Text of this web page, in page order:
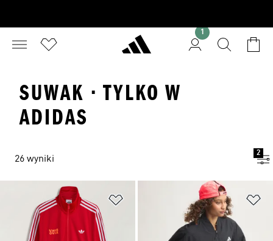
SUWAK · TYLKO W
ADIDAS
26 wyniki
2
Dodaj do listy życzeń